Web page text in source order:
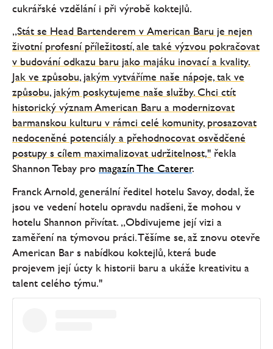
cukrářské vzdělání i při výrobě koktejlů.
„Stát se Head Bartenderem v American Baru je nejen
životní profesní příležitostí, ale také výzvou pokračovat
v budování odkazu baru jako majáku inovací a kvality.
Jak ve způsobu, jakým vytváříme naše nápoje, tak ve
způsobu, jakým poskytujeme naše služby. Chci ctít
historický význam American Baru a modernizovat
barmanskou kulturu v rámci celé komunity, prosazovat
nedoceněné potenciály a přehodnocovat osvědčené
postupy s cílem maximalizovat udržitelnost," řekla
Shannon Tebay pro magazín The Caterer.
Franck Arnold, generální ředitel hotelu Savoy, dodal, že
jsou ve vedení hotelu opravdu nadšeni, že mohou v
hotelu Shannon přivítat. „Obdivujeme její vizi a
zaměření na týmovou práci. Těšíme se, až znovu otevře
American Bar s nabídkou koktejlů, která bude
projevem její úcty k historii baru a ukáže kreativitu a
talent celého týmu."